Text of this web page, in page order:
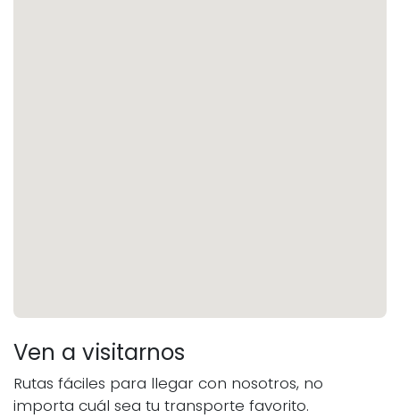
Ven a visitarnos
Rutas fáciles para llegar con nosotros, no
importa cuál sea tu transporte favorito.